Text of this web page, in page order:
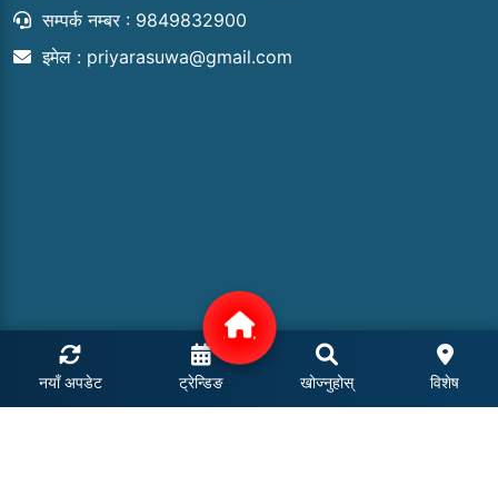
सम्पर्क नम्बर : 9849832900
इमेल : priyarasuwa@gmail.com
नयाँ अपडेट ट्रेन्डिङ खोज्नुहोस् विशेष